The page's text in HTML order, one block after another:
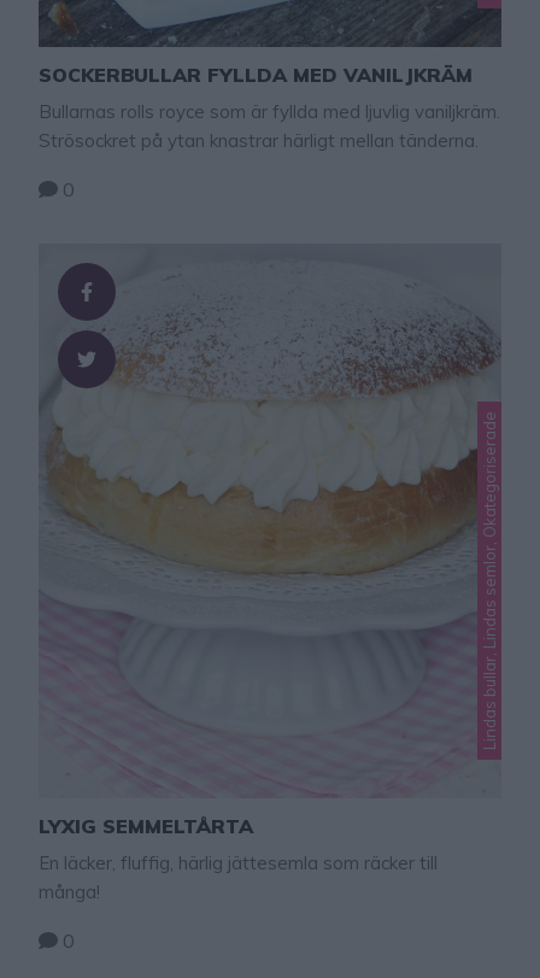
SOCKERBULLAR FYLLDA MED VANILJKRÄM
Bullarnas rolls royce som är fyllda med ljuvlig vaniljkräm.
Strösockret på ytan knastrar härligt mellan tänderna.
0
Lindas bullar, Lindas semlor, Okategoriserade
LYXIG SEMMELTÅRTA
En läcker, fluffig, härlig jättesemla som räcker till
många!
0